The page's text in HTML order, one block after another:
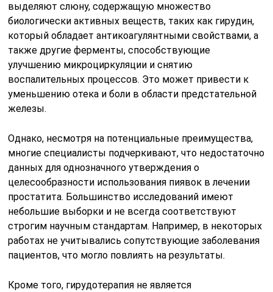
выделяют слюну, содержащую множество
биологически активных веществ, таких как гирудин,
который обладает антикоагулянтными свойствами, а
также другие ферменты, способствующие
улучшению микроциркуляции и снятию
воспалительных процессов. Это может привести к
уменьшению отека и боли в области предстательной
железы.
Однако, несмотря на потенциальные преимущества,
многие специалисты подчеркивают, что недостаточно
данных для однозначного утверждения о
целесообразности использования пиявок в лечении
простатита. Большинство исследований имеют
небольшие выборки и не всегда соответствуют
строгим научным стандартам. Например, в некоторых
работах не учитывались сопутствующие заболевания
пациентов, что могло повлиять на результаты.
Кроме того, гирудотерапия не является